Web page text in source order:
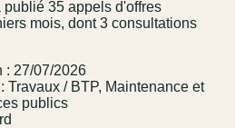
35 appels d'offres
mois, dont 3 consultations
: 27/07/2026
Travaux / BTP, Maintenance et
publics